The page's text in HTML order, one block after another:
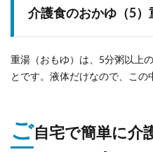
介護食のおかゆ（5）
重湯（おもゆ）は、5分粥以上
とです。液体だけなので、この
ご自宅で簡単に介